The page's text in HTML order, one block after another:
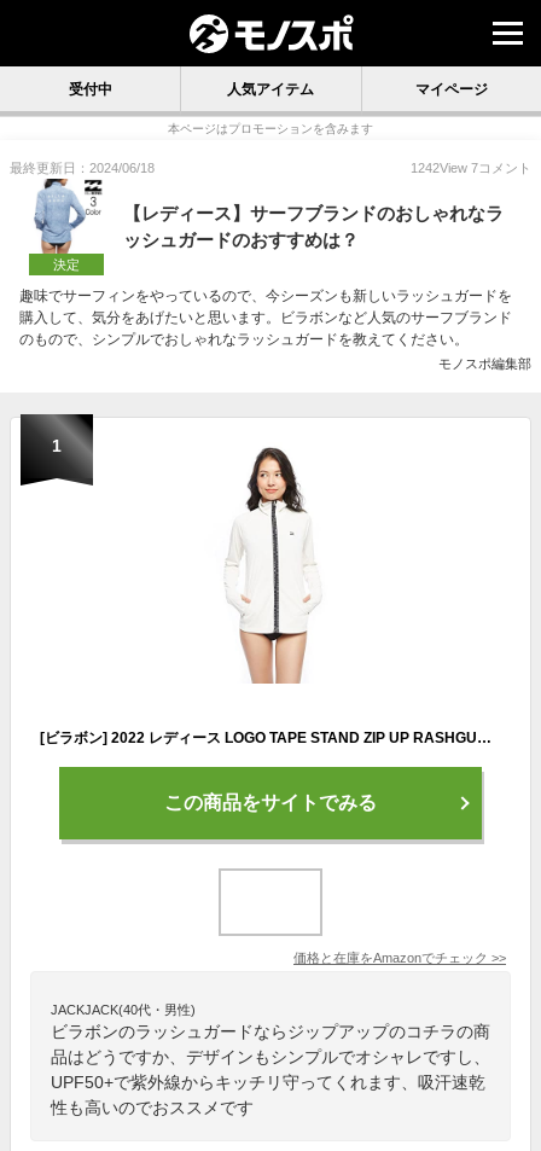
受付中 人気アイテム マイページ
本ページはプロモーションを含みます
最終更新日：2024/06/18 1242View 7コメント
決定
【レディース】サーフブランドのおしゃれなラ
ッシュガードのおすすめは？
趣味でサーフィンをやっているので、今シーズンも新しいラッシュガードを
購入して、気分をあげたいと思います。ビラボンなど人気のサーフブランド
のもので、シンプルでおしゃれなラッシュガードを教えてください。
モノスポ編集部
1
[ビラボン] 2022 レディース LOGO TAPE STAND ZIP UP RASHGUARD ジップアップラッシュガード 【2022年春夏モデル】 SCS L
この商品をサイトでみる
価格と在庫をAmazonでチェック >>
JACKJACK(40代・男性)
ビラボンのラッシュガードならジップアップのコチラの商
品はどうですか、デザインもシンプルでオシャレですし、
UPF50+で紫外線からキッチリ守ってくれます、吸汗速乾
性も高いのでおススメです